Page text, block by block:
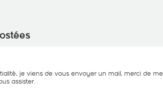
je viens de vous envoyer un mail, merci de me
assister.